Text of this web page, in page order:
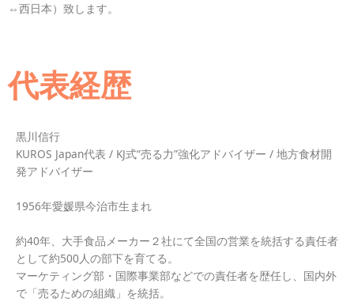
⇔西日本）致します。
代表経歴
黒川信行
KUROS Japan代表 / KJ式“売る力”強化アドバイザー / 地方食材開
発アドバイザー
1956年愛媛県今治市生まれ
約40年、大手食品メーカー２社にて全国の営業を統括する責任者
として約500人の部下を育てる。
マーケティング部・国際事業部などでの責任者を歴任し、国内外
で「売るための組織」を統括。